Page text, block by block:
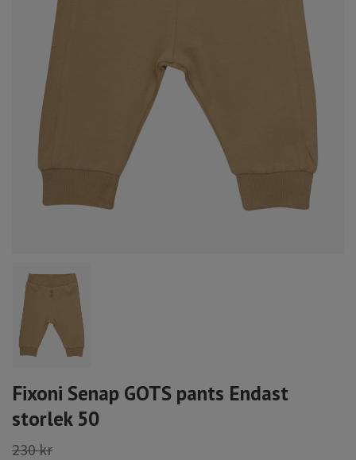
Fixoni Senap GOTS pants Endast
storlek 50
230 kr